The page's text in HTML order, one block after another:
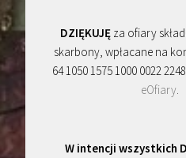
DZIĘKUJĘza ofiary
skarbony, wpłacane na
64 1050 1575 1000 0022
eOfiary.
W intencji wszystkich